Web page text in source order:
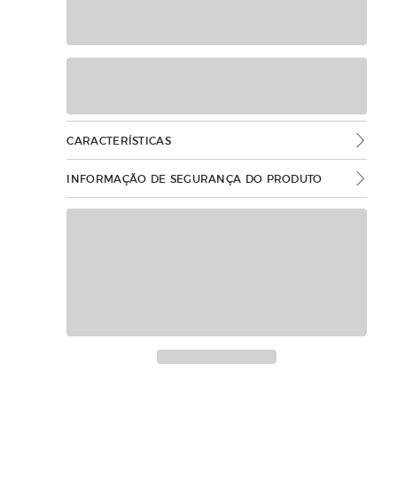
CARACTERÍSTICAS
INFORMAÇÃO DE SEGURANÇA DO PRODUTO